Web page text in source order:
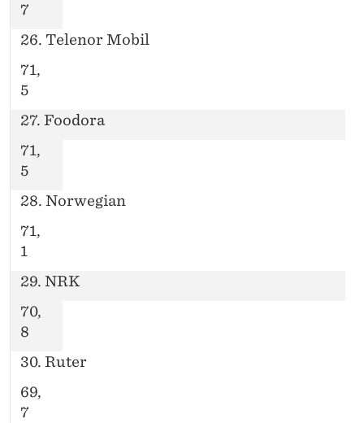
7
26. Telenor Mobil
71,
5
27. Foodora
71,
5
28. Norwegian
71,
1
29. NRK
70,
8
30. Ruter
69,
7